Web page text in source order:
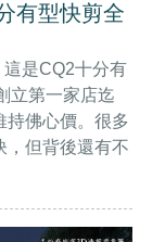
有型快剪全
這是CQ2十分有
立第一家店迄
持佛心價。很多
，但背後還有不